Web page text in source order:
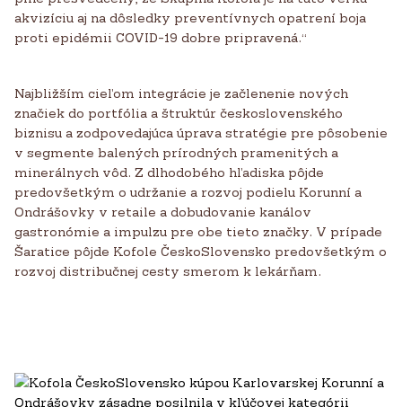
akvizíciu aj na dôsledky preventívnych opatrení boja
proti epidémii COVID-19 dobre pripravená.“
Najbližším cieľom integrácie je začlenenie nových
značiek do portfólia a štruktúr československého
biznisu a zodpovedajúca úprava stratégie pre pôsobenie
v segmente balených prírodných pramenitých a
minerálnych vôd. Z dlhodobého hľadiska pôjde
predovšetkým o udržanie a rozvoj podielu Korunní a
Ondrášovky v retaile a dobudovanie kanálov
gastronómie a impulzu pre obe tieto značky. V prípade
Šaratice pôjde Kofole ČeskoSlovensko predovšetkým o
rozvoj distribučnej cesty smerom k lekárňam.